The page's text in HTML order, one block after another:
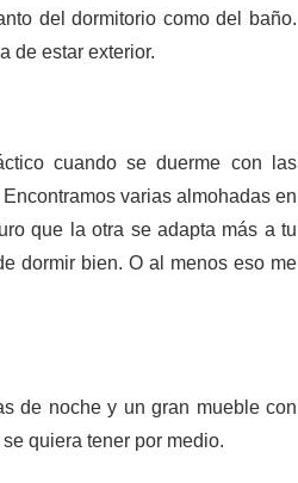
del dormitorio como del baño.
de estar exterior.
cuando se duerme con las
varias almohadas en
que la otra se adapta más a tu
dormir bien. O al menos eso me
de noche y un gran mueble con
quiera tener por medio.